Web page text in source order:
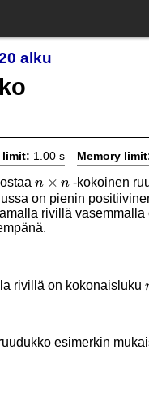
alku
limit: 1.00 s Memory
n
\times
n
n × n -kokoinen
on pienin
rivillä vasemmalla
rivillä on kokonaisluku
esimerkin